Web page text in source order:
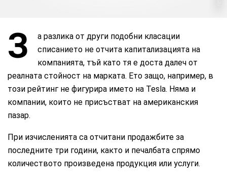
З
а разлика от други подобни класации
списанието не отчита капитализацията на
компанията, тъй като тя е доста далеч от
реалната стойност на марката. Ето защо, например, в
този рейтинг не фигурира името на Tesla. Няма и
компании, които не присъстват на американския
пазар.
При изчисленията са отчитани продажбите за
последните три години, както и печалбата спрямо
количеството произведена продукция или услуги.